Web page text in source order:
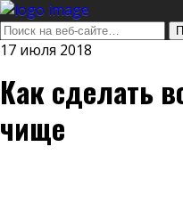
17 июля 2018
Как сделать
чище